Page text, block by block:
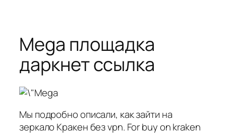
Mega площадка
даркнет ссылка
Мы подробно описали, как зайти на
зеркало Кракен без vpn. For buy on kraken